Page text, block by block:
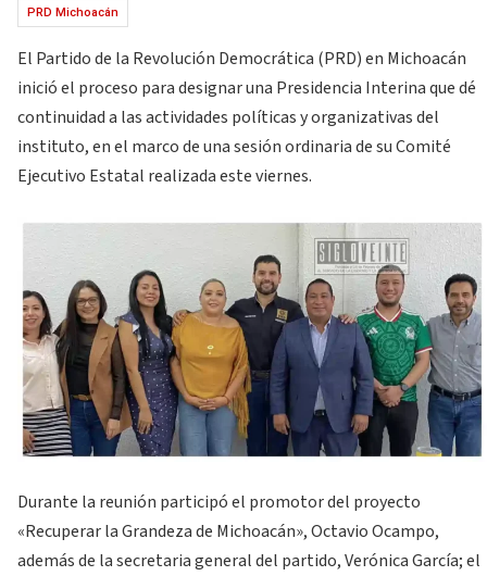
PRD Michoacán
El Partido de la Revolución Democrática (PRD) en Michoacán
inició el proceso para designar una Presidencia Interina que dé
continuidad a las actividades políticas y organizativas del
instituto, en el marco de una sesión ordinaria de su Comité
Ejecutivo Estatal realizada este viernes.
Durante la reunión participó el promotor del proyecto
«Recuperar la Grandeza de Michoacán», Octavio Ocampo,
además de la secretaria general del partido, Verónica García; el